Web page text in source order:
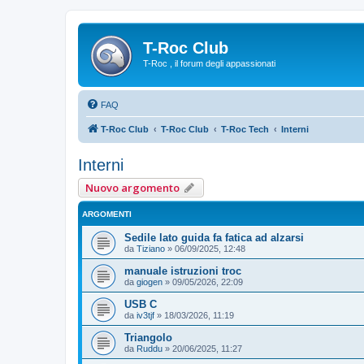
T-Roc Club
T-Roc , il forum degli appassionati
FAQ
T-Roc Club T-Roc Club T-Roc Tech Interni
Interni
Nuovo argomento
ARGOMENTI
Sedile lato guida fa fatica ad alzarsi
da Tiziano » 06/09/2025, 12:48
manuale istruzioni troc
da giogen » 09/05/2026, 22:09
USB C
da iv3tjf » 18/03/2026, 11:19
Triangolo
da Ruddu » 20/06/2025, 11:27